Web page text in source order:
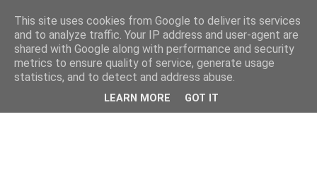
This site uses cookies from Google to deliver its services
and to analyze traffic. Your IP address and user-agent are
shared with Google along with performance and security
metrics to ensure quality of service, generate usage
statistics, and to detect and address abuse.
LEARN MORE GOT IT